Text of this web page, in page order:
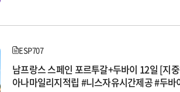
ESP707
남프랑스 스페인 포르투갈+두바이 12일 [지
아나마일리지적립 #니스자유시간제공 #두바